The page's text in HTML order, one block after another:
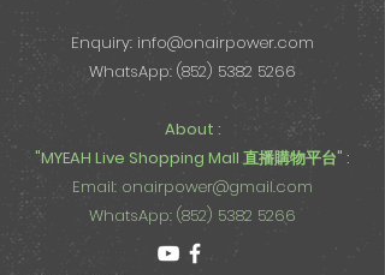
Enquiry: info@onairpower.com
WhatsApp: (852) 5382 5266
About :
"MYEAH Live Shopping Mall 直播購物平台" :
Email: onairpower@gmail.com
WhatsApp: (852) 5382 5266